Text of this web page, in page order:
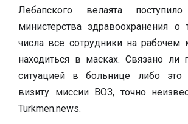
Лебапского велаята
министерства здравоохранения
числа все сотрудники на
находиться в масках. Связано ли
ситуацией в больнице либо это
визиту миссии ВОЗ, точно
Turkmen.news.